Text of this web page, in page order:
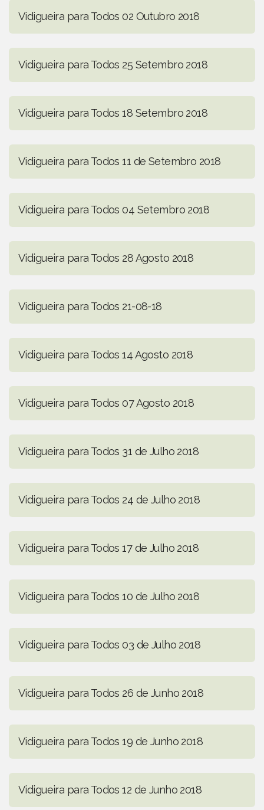
Vidigueira para Todos 02 Outubro 2018
Vidigueira para Todos 25 Setembro 2018
Vidigueira para Todos 18 Setembro 2018
Vidigueira para Todos 11 de Setembro 2018
Vidigueira para Todos 04 Setembro 2018
Vidigueira para Todos 28 Agosto 2018
Vidigueira para Todos 21-08-18
Vidigueira para Todos 14 Agosto 2018
Vidigueira para Todos 07 Agosto 2018
Vidigueira para Todos 31 de Julho 2018
Vidigueira para Todos 24 de Julho 2018
Vidigueira para Todos 17 de Julho 2018
Vidigueira para Todos 10 de Julho 2018
Vidigueira para Todos 03 de Julho 2018
Vidigueira para Todos 26 de Junho 2018
Vidigueira para Todos 19 de Junho 2018
Vidigueira para Todos 12 de Junho 2018